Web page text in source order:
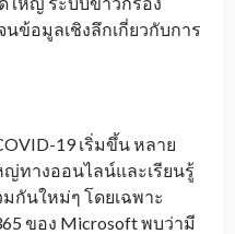
ข้อมูลเชิงลึกเกี่ยวกับการ
19 เริ่มขึ้น หลาย
ทางออนไลน์และเรียนรู้
กันใหม่ๆ โดยเฉพาะ
ของ Microsoft พบว่ามี